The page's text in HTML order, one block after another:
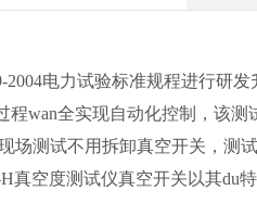
2004电力试验标准规程进行研
程wan全实现自动化控制，该
场测试不用拆卸真空开关，测
空度测试仪真空开关以其du